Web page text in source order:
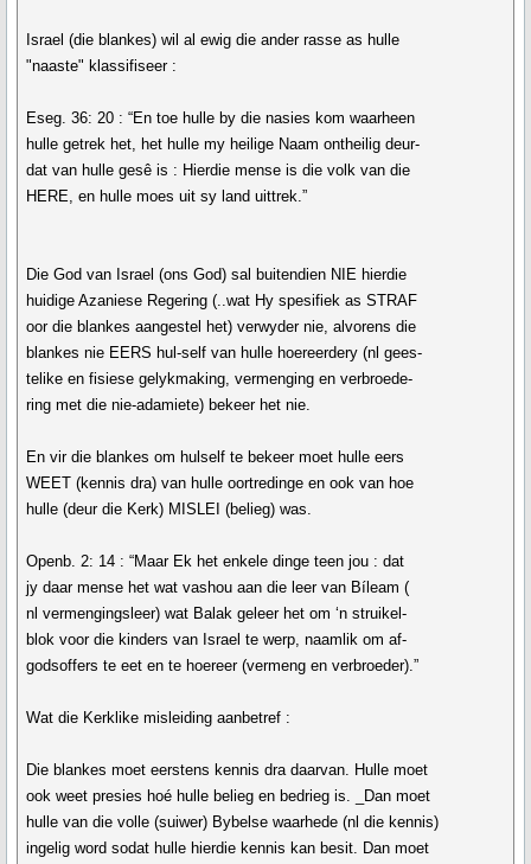
Israel (die blankes) wil al ewig die ander rasse as hulle
"naaste" klassifiseer :
Eseg. 36: 20 : “En toe hulle by die nasies kom waarheen
hulle getrek het, het hulle my heilige Naam ontheilig deur-
dat van hulle gesê is : Hierdie mense is die volk van die
HERE, en hulle moes uit sy land uittrek.”
Die God van Israel (ons God) sal buitendien NIE hierdie
huidige Azaniese Regering (..wat Hy spesifiek as STRAF
oor die blankes aangestel het) verwyder nie, alvorens die
blankes nie EERS hul-self van hulle hoereerdery (nl gees-
telike en fisiese gelykmaking, vermenging en verbroede-
ring met die nie-adamiete) bekeer het nie.
En vir die blankes om hulself te bekeer moet hulle eers
WEET (kennis dra) van hulle oortredinge en ook van hoe
hulle (deur die Kerk) MISLEI (belieg) was.
Openb. 2: 14 : “Maar Ek het enkele dinge teen jou : dat
jy daar mense het wat vashou aan die leer van Bíleam (
nl vermengingsleer) wat Balak geleer het om ‘n struikel-
blok voor die kinders van Israel te werp, naamlik om af-
godsoffers te eet en te hoereer (vermeng en verbroeder).”
Wat die Kerklike misleiding aanbetref :
Die blankes moet eerstens kennis dra daarvan. Hulle moet
ook weet presies hoé hulle belieg en bedrieg is. _Dan moet
hulle van die volle (suiwer) Bybelse waarhede (nl die kennis)
ingelig word sodat hulle hierdie kennis kan besit. Dan moet